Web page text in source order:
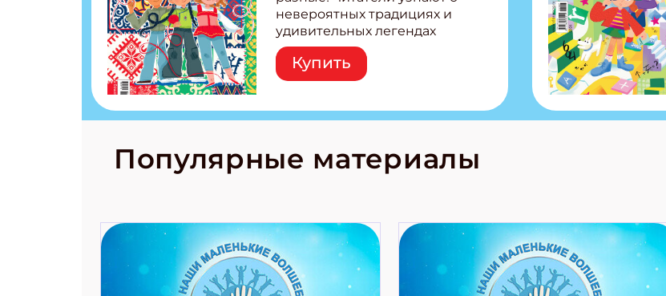
невероятных традициях и
удивительных легендах
народов России! Внутри:
Легенды татар, башкир и
бурятов Настольная игра
странные слова Традиционные
космические приключения!
Купить
Популярные материалы